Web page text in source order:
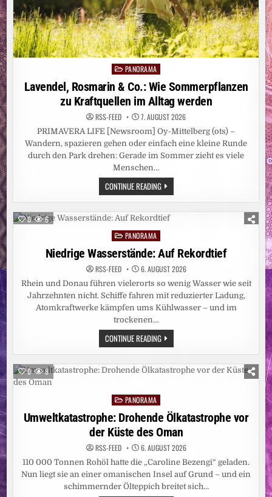
Posted
in
PANORAMA
Lavendel, Rosmarin & Co.: Wie Sommerpflanzen
zu Kraftquellen im Alltag werden
RSS-FEED 7. AUGUST 2026
PRIMAVERA LIFE [Newsroom] Oy-Mittelberg (ots) –
Wandern, spazieren gehen oder einfach eine kleine Runde
durch den Park drehen: Gerade im Sommer zieht es viele
Menschen…
CONTINUE READINGLAVENDEL,
ROSMARIN
&
CO.:
WIE
IM
ALLTAG
WERDEN
0 6
PostedPANORAMA
Niedrige Wasserstände: Auf Rekordtief
RSS-FEED 6. AUGUST 2026
Rhein und Donau führen vielerorts so wenig Wasser wie seit
Jahrzehnten nicht. Schiffe fahren mit reduzierter Ladung,
Atomkraftwerke kämpfen ums Kühlwasser – und im
trockenen…
CONTINUE READINGNIEDRIGE
WASSERSTÄNDE:
AUF
REKORDTIEF
0 8
Posted
in
PANORAMA
Umweltkatastrophe: Drohende Ölkatastrophe vor
der Küste des Oman
RSS-FEED 6. AUGUST 2026
110 000 Tonnen Rohöl hatte die „Caroline Bezengi“ geladen.
Nun liegt sie an einer omanischen Insel auf Grund – und ein
schimmernder Ölteppich breitet sich…